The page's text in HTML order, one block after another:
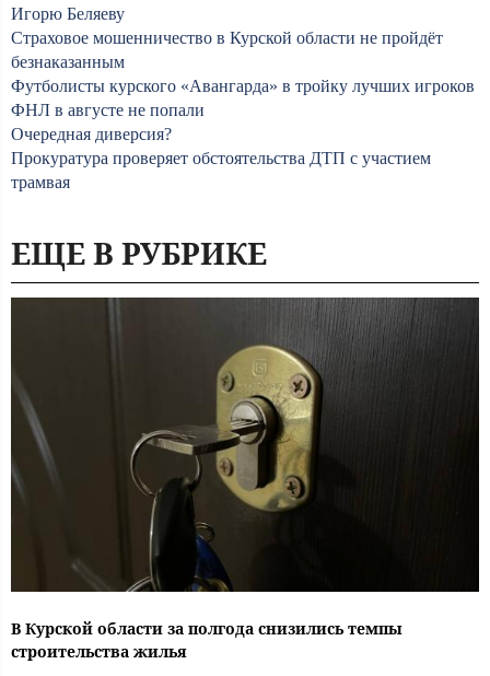
Игорю Беляеву
Страховое мошенничество в Курской области не пройдёт
безнаказанным
Футболисты курского «Авангарда» в тройку лучших игроков
ФНЛ в августе не попали
Очередная диверсия?
Прокуратура проверяет обстоятельства ДТП с участием
трамвая
ЕЩЕ В РУБРИКЕ
В Курской области за полгода снизились темпы
строительства жилья